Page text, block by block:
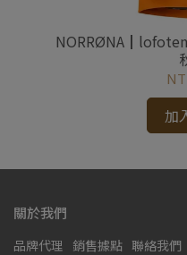
加
關於我們
品牌代理 銷售據點 聯絡我們